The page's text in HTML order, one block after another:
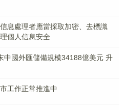
息處理者應當採取加密、去標識
個人信息安全
中國外匯儲備規模34188億美元 升
工作正常推進中